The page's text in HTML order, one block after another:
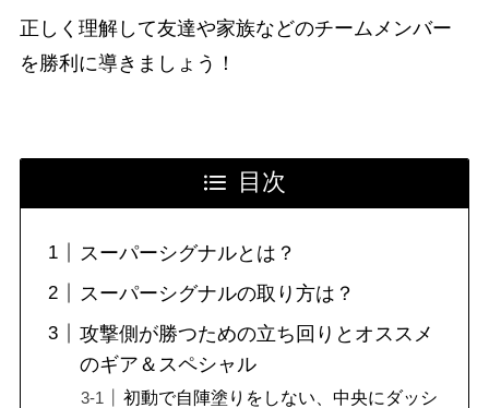
正しく理解して友達や家族などのチームメンバー
を勝利に導きましょう！
目次
スーパーシグナルとは？
スーパーシグナルの取り方は？
攻撃側が勝つための立ち回りとオススメ
のギア＆スペシャル
初動で自陣塗りをしない、中央にダッシ